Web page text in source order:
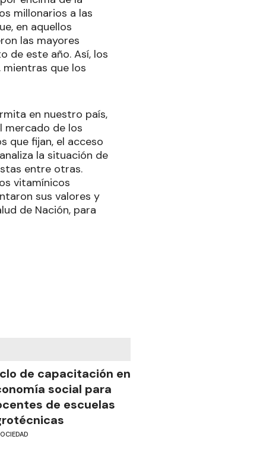
millonarios a las
en aquellos
las mayores
de este año. Así, los
que los
en nuestro país,
mercado de los
que fijan, el acceso
la situación de
entre otras.
vitamínicos
sus valores y
de Nación, para
de capacitación en
social para
de escuelas